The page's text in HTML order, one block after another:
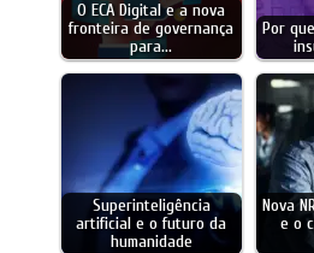
O ECA Digital e a nova
fronteira de governança
para…
Por
Superinteligência
artificial e o futuro da
humanidade
Nova
e o